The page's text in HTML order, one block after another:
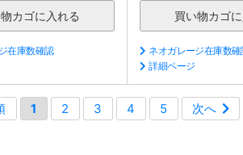
在庫数確認
ネオガレージ在庫数確
詳細ページ
1 2 3 4 5 次へ